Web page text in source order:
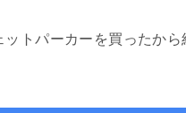
トパーカーを買ったから